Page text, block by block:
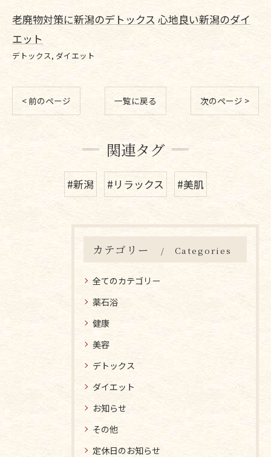
老廃物対策に新潟のデトックス 心地良い新潟のダイ
エット
デトックス ダイエット
< 前のページ 一覧に戻る 次のページ >
関連タグ
#新潟 #リラックス #美肌
カテゴリー Categories
全てのカテゴリー
薬石浴
健康
美容
デトックス
ダイエット
お知らせ
その他
定休日のお知らせ